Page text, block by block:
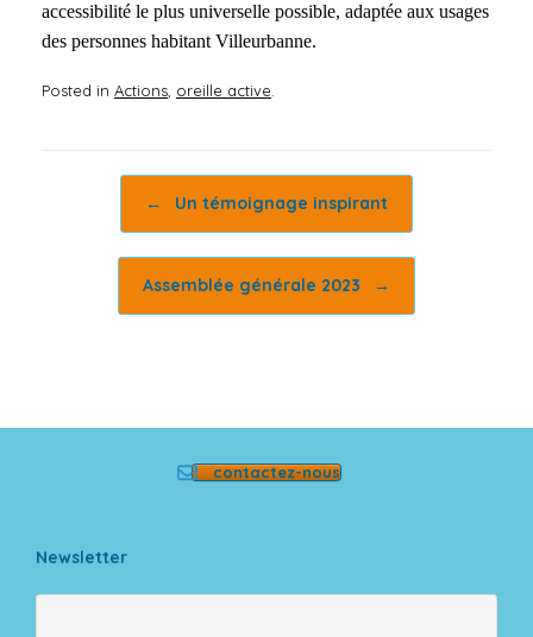
accessibilité le plus universelle possible, adaptée aux usages
des personnes habitant Villeurbanne.
Posted in Actions oreille active
← Un témoignage inspirant
Assemblée générale 2023 →
contactez-nous
Newsletter